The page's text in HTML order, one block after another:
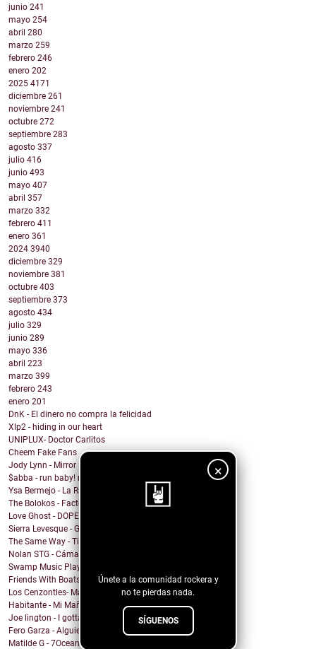
×
Únete a la comunidad rockera y
no te pierdas nada.
SÍGUENOS
junio 241
mayo 254
abril 280
marzo 259
febrero 246
enero 202
2025 4171
diciembre 261
noviembre 241
octubre 272
septiembre 283
agosto 337
julio 416
junio 493
mayo 407
abril 357
marzo 332
febrero 411
enero 361
2024 3940
diciembre 329
noviembre 381
octubre 403
septiembre 373
agosto 434
julio 329
junio 289
mayo 336
abril 223
marzo 399
febrero 243
enero 201
DnK - El dinero no compra la felicidad
Xlp2 - hiding in our heart
UNIPLUX- Doctor Carlitos
Cheem Fake Fans
Jody Lynn - Mirror Mirror
$abba - run baby! run baby!
Ysa Bermejo - La Razón
The Bolokos - Factory
Love Ghost - DOPEMAN
Sierra Levesque - GET OFF MY STAGE
The Same Way - Time On Loan
Nolan STG - Cámara Lenta
Swamp Music Players - Free Color TV
Friends With Boats - The Point
Los Cenzontles- Matanga
Habitante - Mi Mañana
Joe lington - I gotta be with you
Fero Garza - Alguien Como Tú
Matilde G - 7Oceans